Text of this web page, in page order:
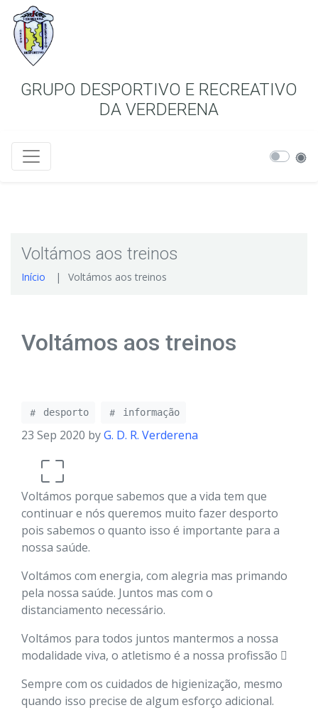
GRUPO DESPORTIVO E RECREATIVO
DA VERDERENA
Voltámos aos treinos
Início Voltámos aos treinos
Voltámos aos treinos
desporto informação
23 Sep 2020 byG. D. R. Verderena
Voltámos porque sabemos que a vida tem que
continuar e nós queremos muito fazer desporto
pois sabemos o quanto isso é importante para a
nossa saúde.
Voltámos com energia, com alegria mas primando
pela nossa saúde. Juntos mas com o
distanciamento necessário.
Voltámos para todos juntos mantermos a nossa
modalidade viva, o atletismo é a nossa profissão 
Sempre com os cuidados de higienização, mesmo
quando isso precise de algum esforço adicional.